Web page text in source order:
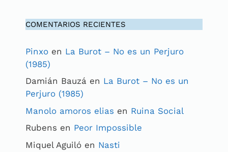
COMENTARIOS RECIENTES
Pinxo en La Burot – No es un Perjuro
(1985)
Damián Bauzá en La Burot – No es un
Perjuro (1985)
Manolo amoros elias en Ruina Social
Rubens en Peor Impossible
Miquel Aguiló en Nasti